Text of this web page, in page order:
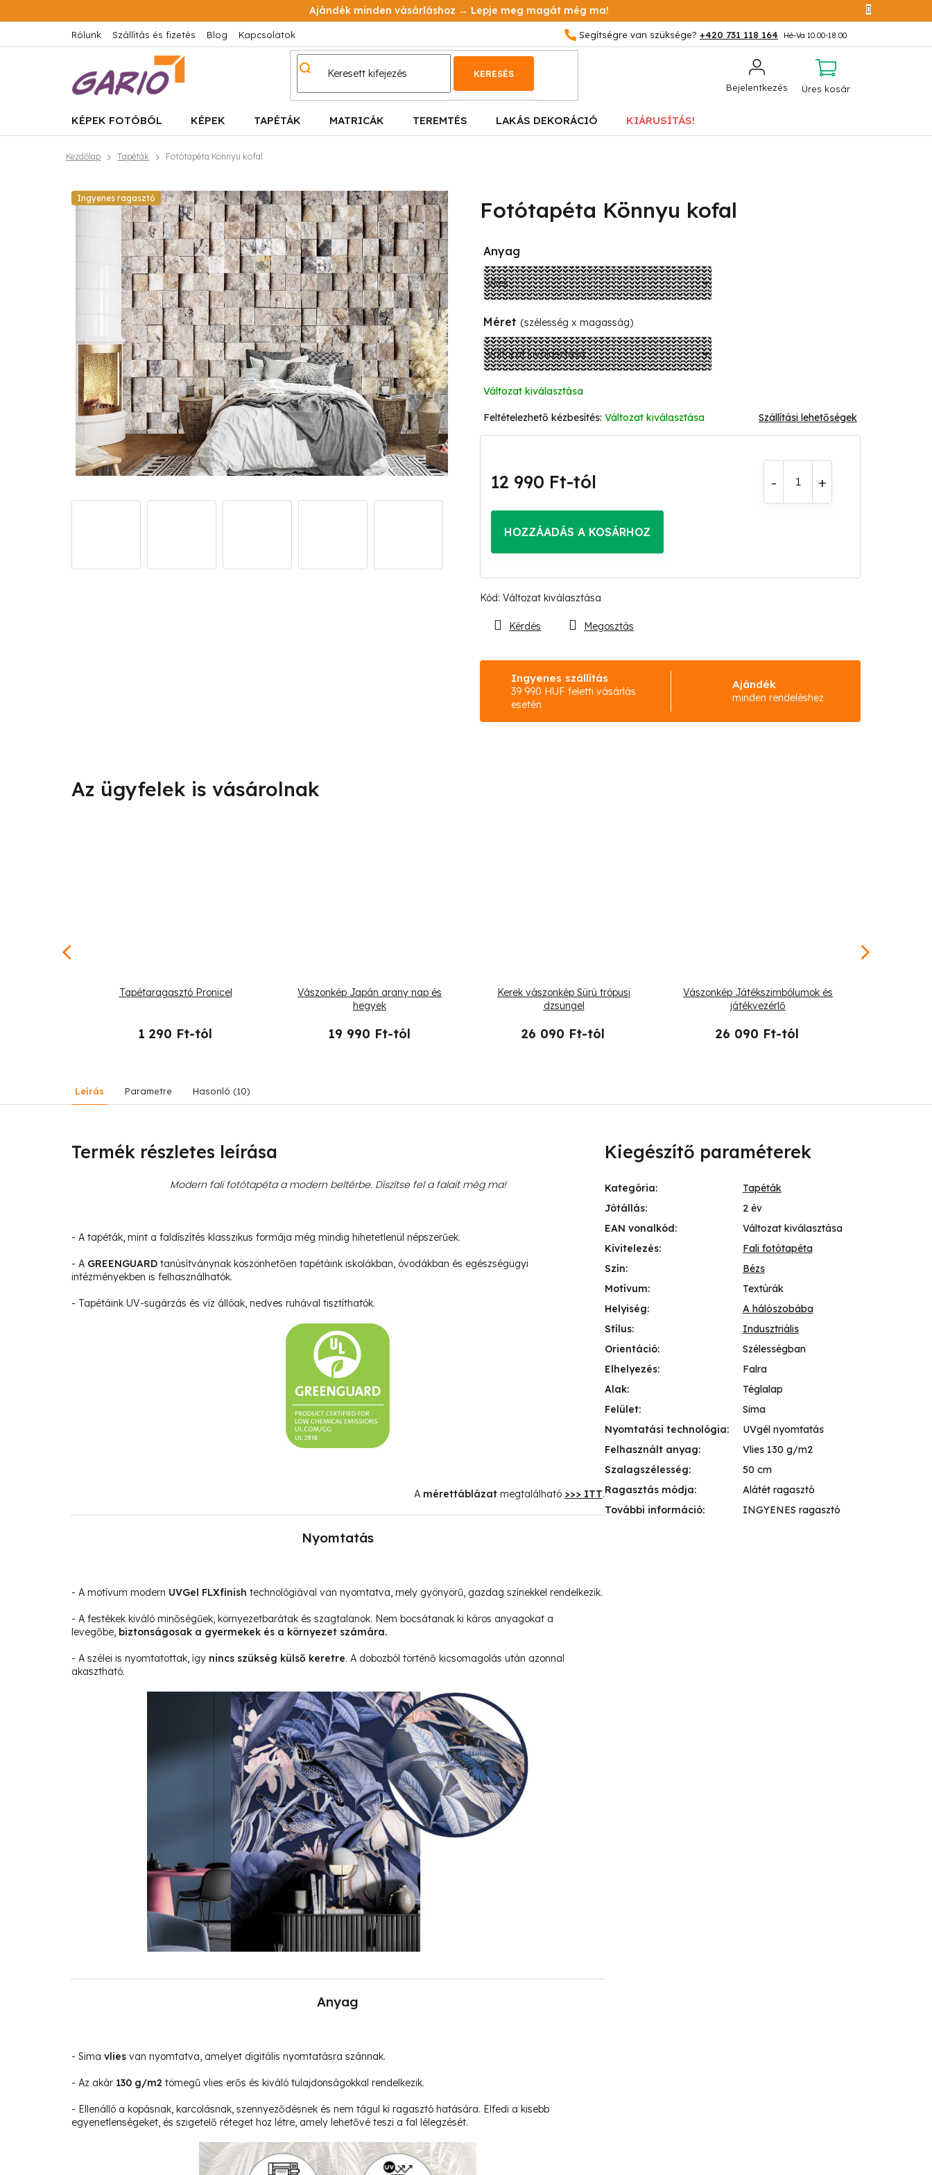
a
tartalomhoz
Ajándék minden vásárláshoz → Lepje meg magát még ma!
+420 731 118 164
Rólunk Szállítás és fizetés Blog Kapcsolatok
Bejelentkezés
KERESÉS
KOSÁR
Üres kosár
KÉPEK FOTÓBÓL KÉPEK TAPÉTÁK MATRICÁK TEREMTÉS LAKÁS DEKORÁCIÓ KIÁRUSÍTÁS!
Kezdőlap Tapéták Fotótapéta Könnyu kofal
Ingyenes ragasztó Fotótapéta Könnyu kofal
Kód: Változat kiválasztása
Anyag
Méret (szélesség x magasság)
Változat kiválasztása
Változat kiválasztása Szállítási lehetőségek
12 990 Ft-tól
HOZZÁADÁS A KOSÁRHOZ
Ingyenes szállítás
39 990 HUF feletti vásárlás
esetén
Ajándék
minden rendeléshez
Kérdés Megosztás
Tapétaragasztó Pronicel
1 290 Ft-tól
Vászonkép Japán arany nap és
hegyek
19 990 Ft-tól
Kerek vászonkép Sûrû trópusi
dzsungel
26 090 Ft-tól
Vászonkép Játékszimbólumok és
játékvezérlő
26 090 Ft-tól
Leírás Parametre Hasonló (10)
Termék részletes leírása
Modern fali fotótapéta a modern beltérbe. Díszítse fel a falait még ma!
- A tapéták, mint a faldíszítés klasszikus formája még mindig hihetetlenül népszerűek.
- A GREENGUARD tanúsítványnak köszönhetően tapétáink iskolákban, óvodákban és egészségügyi
intézményekben is felhasználhatók.
- Tapétáink UV-sugárzás és víz állóak, nedves ruhával tisztíthatók.
A mérettáblázat megtalálható >>> ITT.
Nyomtatás
- A motívum modern UVGel FLXfinish technológiával van nyomtatva, mely gyönyörű, gazdag színekkel rendelkezik.
- A festékek kiváló minőségűek, környezetbarátak és szagtalanok. Nem bocsátanak ki káros anyagokat a
levegőbe, biztonságosak a gyermekek és a környezet számára.
- A szélei is nyomtatottak, így nincs szükség külső keretre. A dobozból történő kicsomagolás után azonnal
akasztható.
Anyag
- Sima vlies van nyomtatva, amelyet digitális nyomtatásra szánnak.
- Az akár 130 g/m2 tömegű vlies erős és kiváló tulajdonságokkal rendelkezik.
- Ellenálló a kopásnak, karcolásnak, szennyeződésnek és nem tágul ki ragasztó hatására. Elfedi a kisebb
egyenetlenségeket, és szigetelő réteget hoz létre, amely lehetővé teszi a fal lélegzését.
Kiegészítő paraméterek
Kategória:
Tapéták
Jótállás:
2 év
EAN vonalkód:
Változat kiválasztása
Kivitelezés:
Fali fotótapéta
Szín:
Bézs
Motívum:
Textúrák
Helyiség:
A hálószobába
Stílus:
Indusztriális
Orientáció:
Szélességban
Elhelyezés:
Falra
Alak:
Téglalap
Felület:
Sima
Nyomtatási technológia:
UVgél nyomtatás
Felhasznált anyag:
Vlies 130 g/m2
Szalagszélesség:
50 cm
Ragasztás módja:
Alátét ragasztó
További információ: INGYENES ragasztó